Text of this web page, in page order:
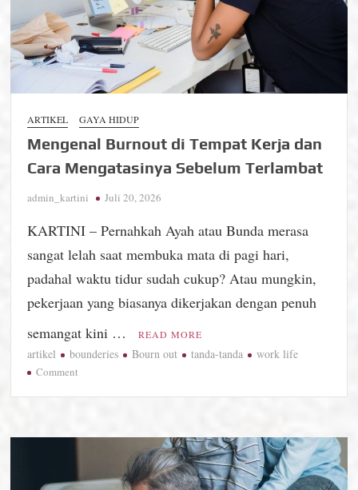
ARTIKEL GAYA HIDUP
Mengenal Burnout di Tempat Kerja dan
Cara Mengatasinya Sebelum Terlambat
admin_kartini Juli 20, 2026
KARTINI – Pernahkah Ayah atau Bunda merasa
sangat lelah saat membuka mata di pagi hari,
padahal waktu tidur sudah cukup? Atau mungkin,
pekerjaan yang biasanya dikerjakan dengan penuh
semangat kini …
READ MORE
artikel bounderies Bourn out tanda-tanda work life
Comment
Tempat